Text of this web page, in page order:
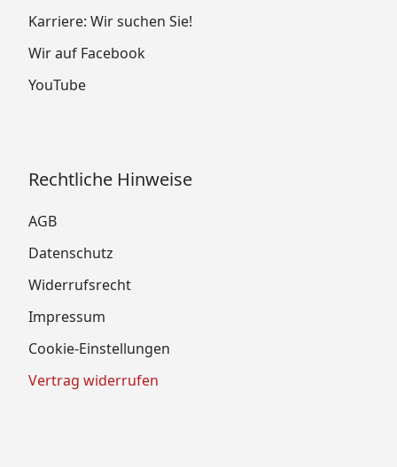
Karriere: Wir suchen Sie!
Wir auf Facebook
YouTube
Rechtliche Hinweise
AGB
Datenschutz
Widerrufsrecht
Impressum
Cookie-Einstellungen
Vertrag widerrufen